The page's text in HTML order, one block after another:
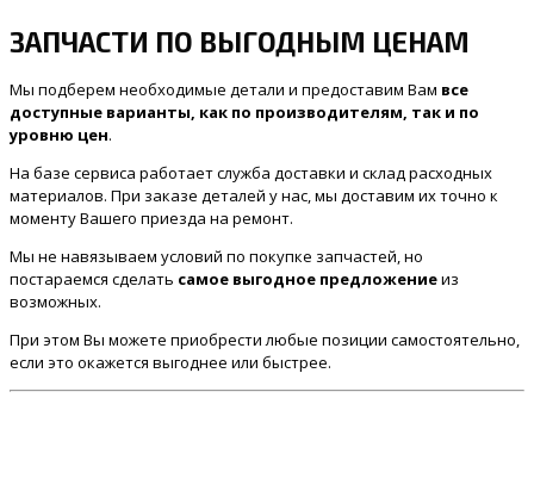
ЗАПЧАСТИ ПО ВЫГОДНЫМ ЦЕНАМ
Мы подберем необходимые детали и предоставим Вам все
доступные варианты, как по производителям, так и по
уровню цен.
На базе сервиса работает служба доставки и склад расходных
материалов. При заказе деталей у нас, мы доставим их точно к
моменту Вашего приезда на ремонт.
Мы не навязываем условий по покупке запчастей, но
постараемся сделать самое выгодное предложениеиз
возможных.
При этом Вы можете приобрести любые позиции самостоятельно,
если это окажется выгоднее или быстрее.